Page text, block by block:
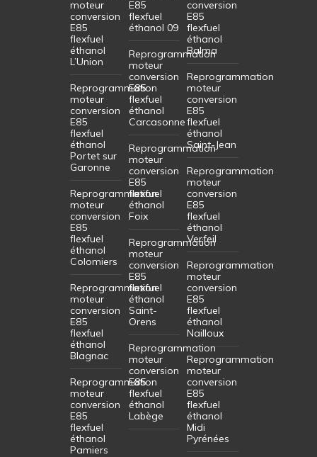
moteur
conversion
E85
flexfuel
éthanol
L’Union
Reprogrammation
moteur
conversion
E85
flexfuel
éthanol
Portet sur
Garonne
Reprogrammation
moteur
conversion
E85
flexfuel
éthanol
Colomiers
Reprogrammation
moteur
conversion
E85
flexfuel
éthanol
Blagnac
Reprogrammation
moteur
conversion
E85
flexfuel
éthanol
Pamiers
E85
flexfuel
éthanol 09
Reprogrammation
moteur
conversion
E85
flexfuel
éthanol
Carcasonne
Reprogrammation
moteur
conversion
E85
flexfuel
éthanol
Foix
Reprogrammation
moteur
conversion
E85
flexfuel
éthanol
Saint-
Orens
Reprogrammation
moteur
conversion
E85
flexfuel
éthanol
Labège
conversion
E85
flexfuel
éthanol
Balma
Reprogrammation
moteur
conversion
E85
flexfuel
éthanol
Saint-Jean
Reprogrammation
moteur
conversion
E85
flexfuel
éthanol
Verfeil
Reprogrammation
moteur
conversion
E85
flexfuel
éthanol
Nailloux
Reprogrammation
moteur
conversion
E85
flexfuel
éthanol
Midi
Pyrénées